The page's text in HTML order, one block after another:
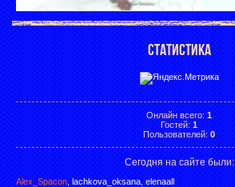
СТАТИСТИКА
Онлайн всего: 1
Гостей: 1
Пользователей: 0
Сегодня на сайте были:
Alex_Spacon lachkova_oksana elenaall